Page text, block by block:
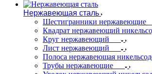
Нержавеющая сталь
Шестигранники нержавеющие
Квадрат нержавеющий
Круг нержавеющий
Лист нержавеющий
Полоса нержавеющая
Трубы нержавеющие